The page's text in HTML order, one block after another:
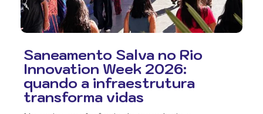
Saneamento Salva no Rio
Innovation Week 2026:
quando a infraestrutura
transforma vidas